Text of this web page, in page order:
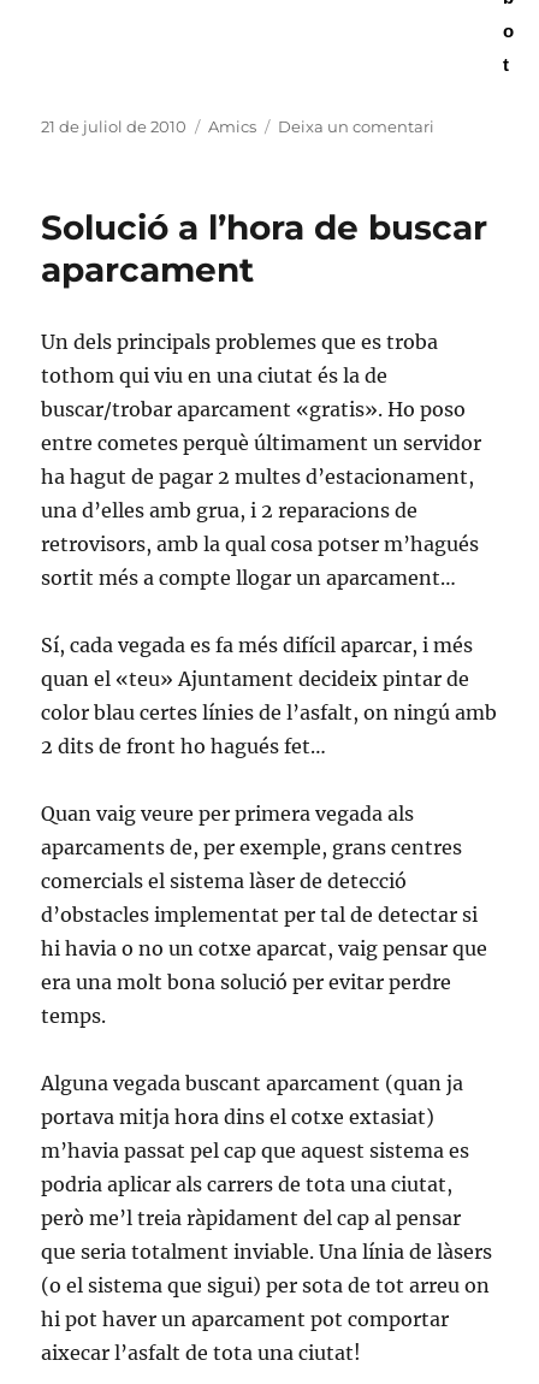
o
t
Publicat
21 de juliol de 2010 Categories
Amics Deixa un comentari
Punta
Solució a l’hora de buscar
aparcament
Un dels principals problemes que es troba
tothom qui viu en una ciutat és la de
buscar/trobar aparcament «gratis». Ho poso
entre cometes perquè últimament un servidor
ha hagut de pagar 2 multes d’estacionament,
una d’elles amb grua, i 2 reparacions de
retrovisors, amb la qual cosa potser m’hagués
sortit més a compte llogar un aparcament…
Sí, cada vegada es fa més difícil aparcar, i més
quan el «teu» Ajuntament decideix pintar de
color blau certes línies de l’asfalt, on ningú amb
2 dits de front ho hagués fet…
Quan vaig veure per primera vegada als
aparcaments de, per exemple, grans centres
comercials el sistema làser de detecció
d’obstacles implementat per tal de detectar si
hi havia o no un cotxe aparcat, vaig pensar que
era una molt bona solució per evitar perdre
temps.
Alguna vegada buscant aparcament (quan ja
portava mitja hora dins el cotxe extasiat)
m’havia passat pel cap que aquest sistema es
podria aplicar als carrers de tota una ciutat,
però me’l treia ràpidament del cap al pensar
que seria totalment inviable. Una línia de làsers
(o el sistema que sigui) per sota de tot arreu on
hi pot haver un aparcament pot comportar
aixecar l’asfalt de tota una ciutat!